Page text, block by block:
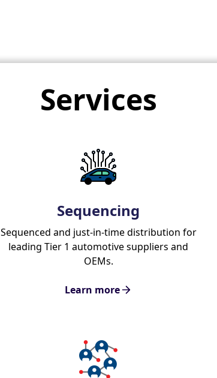
Services
Sequencing
Sequenced and just-in-time distribution for
leading Tier 1 automotive suppliers and
OEMs.
Learn more